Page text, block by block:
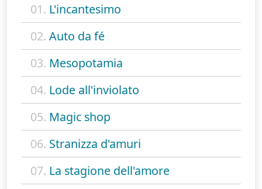
01. L'incantesimo
02. Auto da fé
03. Mesopotamia
04. Lode all'inviolato
05. Magic shop
06. Stranizza d'amuri
07. La stagione dell'amore